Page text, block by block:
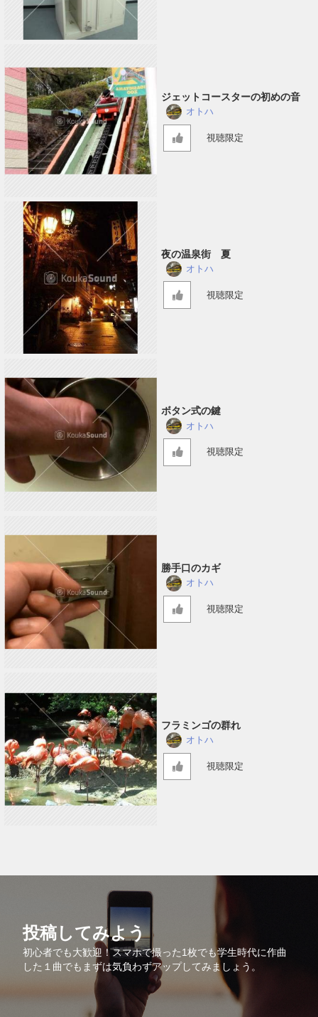
ジェットコースターの初めの音
オトハ
視聴限定
夜の温泉街 夏
オトハ
視聴限定
ボタン式の鍵
オトハ
視聴限定
勝手口のカギ
オトハ
視聴限定
フラミンゴの群れ
オトハ
視聴限定
投稿してみよう
初心者でも大歓迎！スマホで撮った1枚でも学生時代に作曲
した１曲でもまずは気負わずアップしてみましょう。